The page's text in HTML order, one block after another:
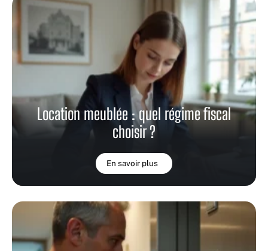
Location meublée : quel régime fiscal
choisir ?
En savoir plus